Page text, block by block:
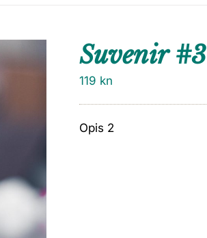
Suvenir #3
119 kn
Opis 2